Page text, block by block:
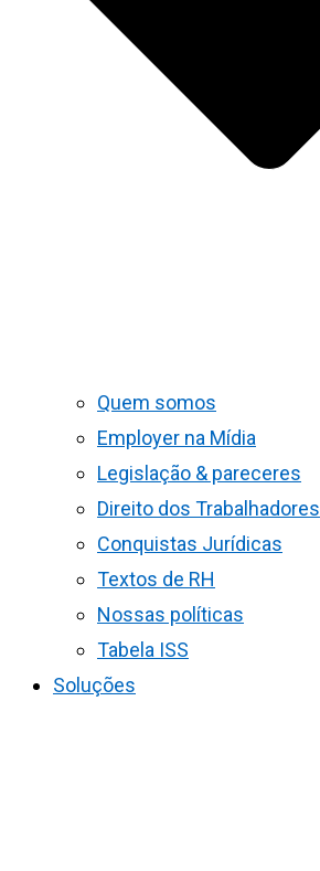
Quem somos
Employer na Mídia
Legislação & pareceres
Direito dos Trabalhadores
Conquistas Jurídicas
Textos de RH
Nossas políticas
Tabela ISS
Soluções